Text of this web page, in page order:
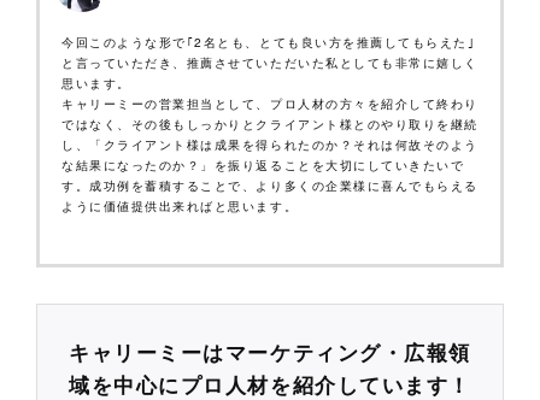
今回このような形で｢2名とも、とても良い方を推薦してもらえた｣
と言っていただき、推薦させていただいた私としても非常に嬉しく
思います。
キャリーミーの営業担当として、プロ人材の方々を紹介して終わり
ではなく、その後もしっかりとクライアント様とのやり取りを継続
し、「クライアント様は成果を得られたのか？それは何故そのよう
な結果になったのか？」を振り返ることを大切にしていきたいで
す。成功例を蓄積することで、より多くの企業様に喜んでもらえる
ように価値提供出来ればと思います。
キャリーミーはマーケティング・広報領
域を中心にプロ人材を紹介しています！